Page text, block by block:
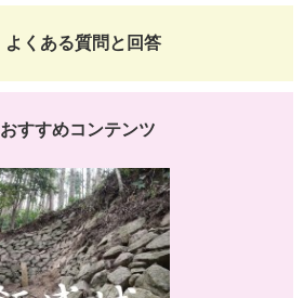
よくある質問と回答
おすすめコンテンツ